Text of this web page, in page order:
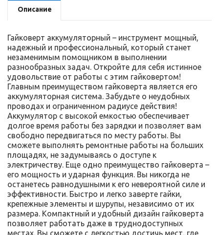
Описание
Гайковерт аккумуляторный – инструмент мощный,
надежный и профессиональный, который станет
незаменимым помощником в выполнении
разнообразных задач. Откройте для себя истинное
удовольствие от работы с этим гайковертом!
Главным преимуществом гайковерта является его
аккумуляторная система. Забудьте о неудобных
проводах и ограниченном радиусе действия!
Аккумулятор с высокой емкостью обеспечивает
долгое время работы без зарядки и позволяет вам
свободно передвигаться по месту работы. Вы
сможете выполнять ремонтные работы на больших
площадях, не задумываясь о доступе к
электричеству. Еще одно преимущество гайковерта –
его мощность и ударная функция. Вы никогда не
останетесь равнодушными к его невероятной силе и
эффективности. Быстро и легко заверте гайки,
крепежные элементы и шурупы, независимо от их
размера. Компактный и удобный дизайн гайковерта
позволяет работать даже в труднодоступных
местах. Вы сможете с легкостью достичь мест, где